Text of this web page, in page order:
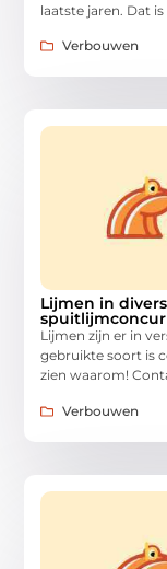
laatste jaren. Dat
Verbouwen
Lijmen in
Lijmen zijn er in
gebruikte soort is
zien waarom!
Verbouwen